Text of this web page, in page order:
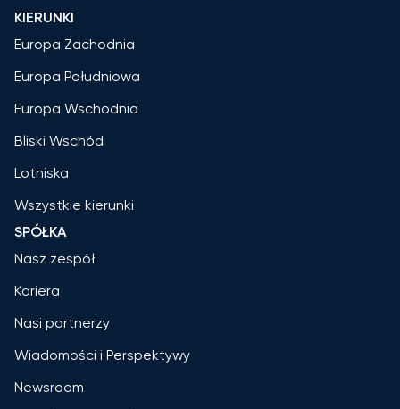
KIERUNKI
Europa Zachodnia
Europa Południowa
Europa Wschodnia
Bliski Wschód
Lotniska
Wszystkie kierunki
SPÓŁKA
Nasz zespół
Kariera
Nasi partnerzy
Wiadomości i Perspektywy
Newsroom